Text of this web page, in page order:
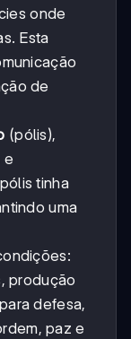
onde
Esta
de
(pólis),
e
tinha
uma
produção
defesa,
paz e